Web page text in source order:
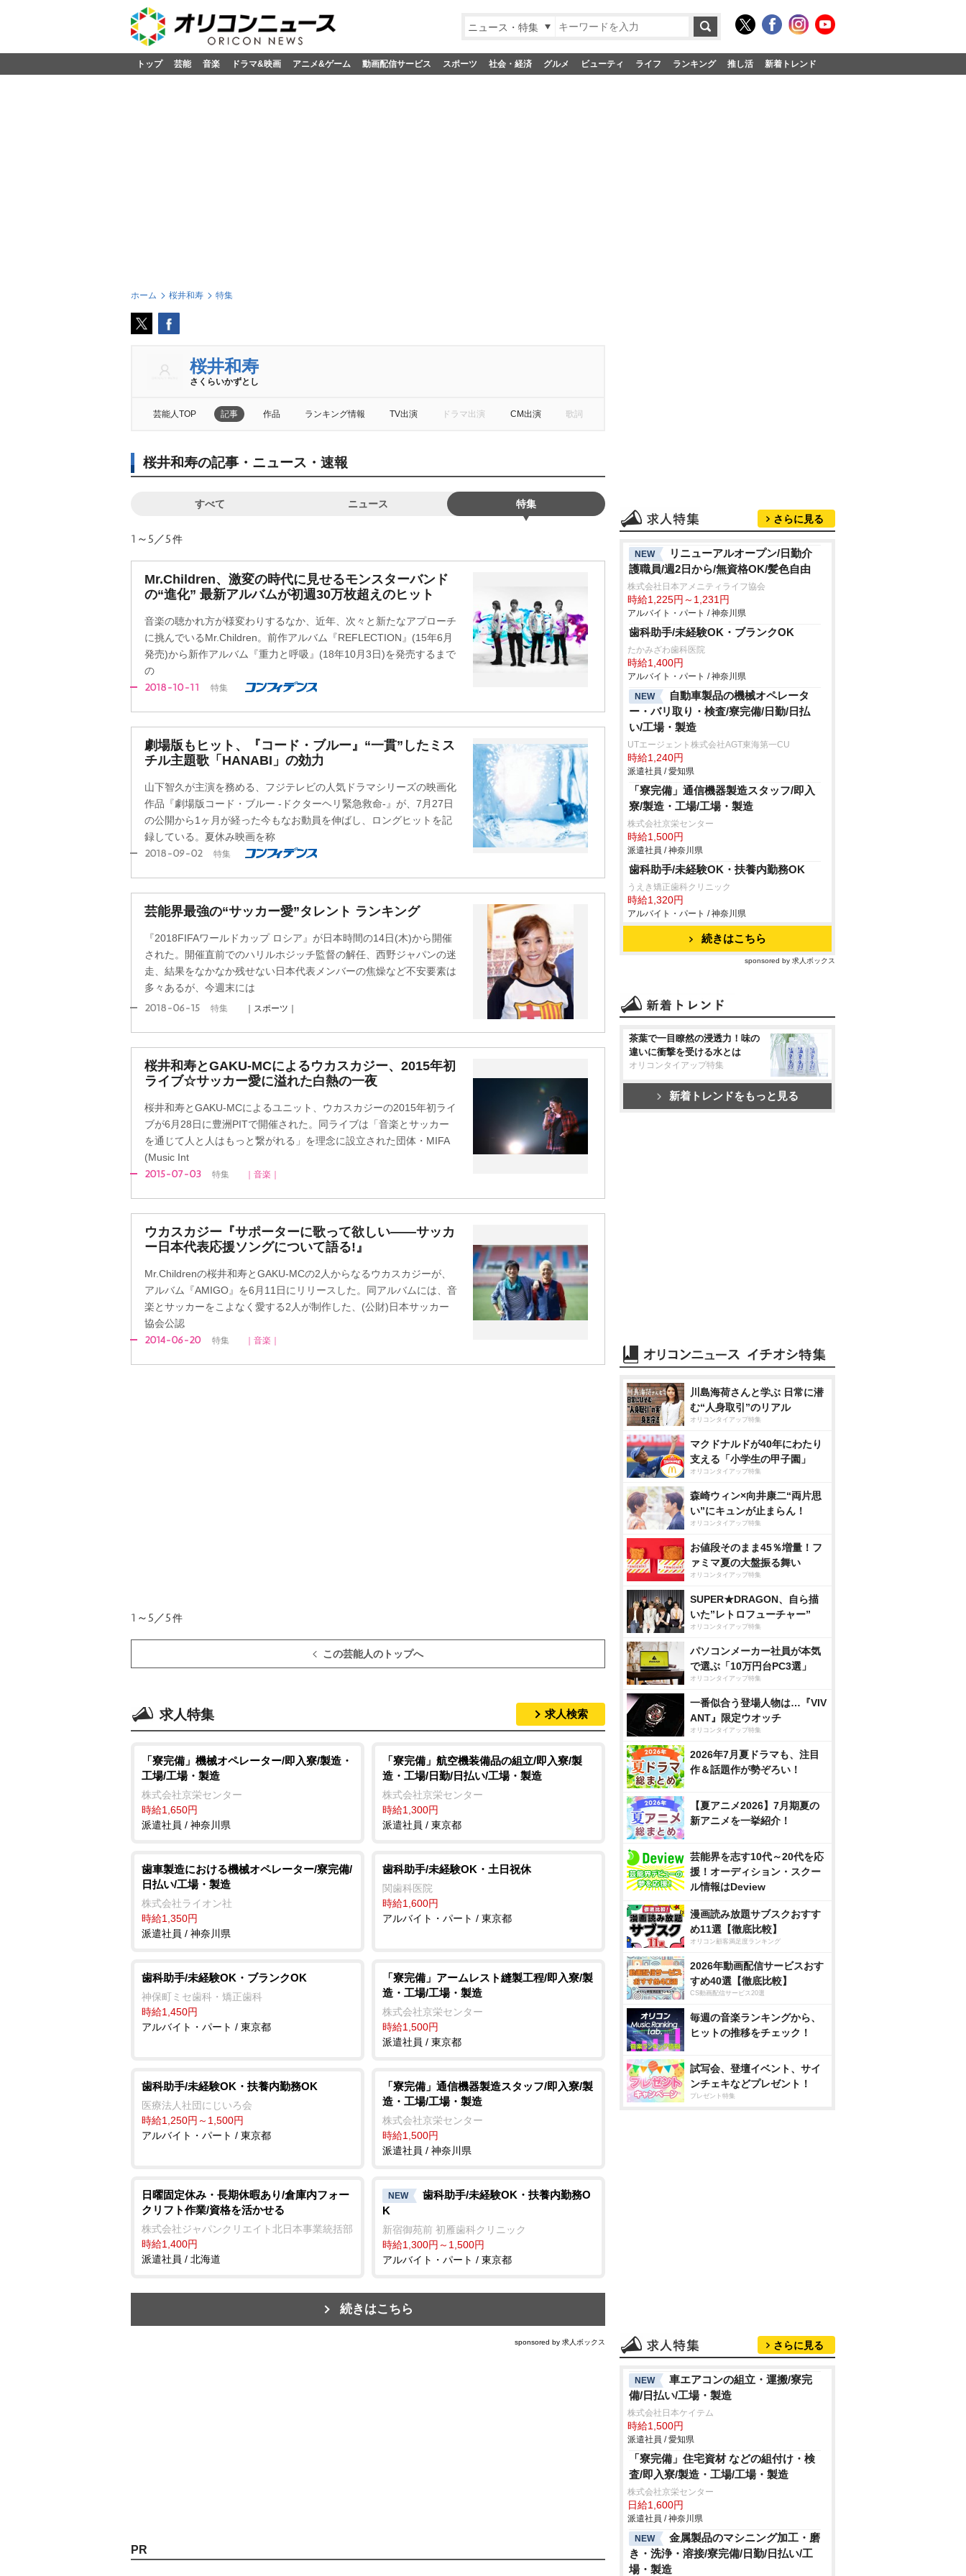
ニュース・特集
トップ 芸能 音楽 ドラマ&映画 アニメ&ゲーム 動画配信サービス スポーツ 社会・経済 グルメ ビューティ ライフ ランキング 推し活 新着トレンド
ホーム 桜井和寿 特集
桜井和寿
さくらいかずとし
芸能人TOP 記事 作品 ランキング情報 TV出演 ドラマ出演 CM出演 歌詞
桜井和寿の記事・ニュース・速報
すべて ニュース 特集
1～5／5件
Mr.Children、激変の時代に見せるモンスターバンド
の“進化” 最新アルバムが初週30万枚超えのヒット
音楽の聴かれ方が様変わりするなか、近年、次々と新たなアプローチ
に挑んでいるMr.Children。前作アルバム『REFLECTION』(15年6月
発売)から新作アルバム『重力と呼吸』(18年10月3日)を発売するまで
の
2018-10-11 特集
劇場版もヒット、『コード・ブルー』“一貫”したミス
チル主題歌「HANABI」の効力
山下智久が主演を務める、フジテレビの人気ドラマシリーズの映画化
作品『劇場版コード・ブルー -ドクターヘリ緊急救命-』が、7月27日
の公開から1ヶ月が経った今もなお動員を伸ばし、ロングヒットを記
録している。夏休み映画を称
2018-09-02 特集
芸能界最強の“サッカー愛”タレント ランキング
『2018FIFAワールドカップ ロシア』が日本時間の14日(木)から開催
された。開催直前でのハリルホジッチ監督の解任、西野ジャパンの迷
走、結果をなかなか残せない日本代表メンバーの焦燥など不安要素は
多々あるが、今週末には
2018-06-15 特集 ｜スポーツ｜
桜井和寿とGAKU-MCによるウカスカジー、2015年初
ライブ☆サッカー愛に溢れた白熱の一夜
桜井和寿とGAKU-MCによるユニット、ウカスカジーの2015年初ライ
ブが6月28日に豊洲PITで開催された。同ライブは「音楽とサッカー
を通じて人と人はもっと繋がれる」を理念に設立された団体・MIFA
(Music Int
2015-07-03 特集 ｜音楽｜
ウカスカジー『サポーターに歌って欲しい――サッカ
ー日本代表応援ソングについて語る!』
Mr.Childrenの桜井和寿とGAKU-MCの2人からなるウカスカジーが、
アルバム『AMIGO』を6月11日にリリースした。同アルバムには、音
楽とサッカーをこよなく愛する2人が制作した、(公財)日本サッカー
協会公認
2014-06-20 特集 ｜音楽｜
1～5／5件
この芸能人のトップへ
求人特集 求人検索
「寮完備」機械オペレーター/即入寮/製造・
工場/工場・製造
株式会社京栄センター
時給1,650円
派遣社員 / 神奈川県
「寮完備」航空機装備品の組立/即入寮/製
造・工場/日勤/日払い/工場・製造
株式会社京栄センター
時給1,300円
派遣社員 / 東京都
歯車製造における機械オペレーター/寮完備/
日払い/工場・製造
株式会社ライオン社
時給1,350円
派遣社員 / 神奈川県
歯科助手/未経験OK・土日祝休
関歯科医院
時給1,600円
アルバイト・パート / 東京都
歯科助手/未経験OK・ブランクOK
神保町ミセ歯科・矯正歯科
時給1,450円
アルバイト・パート / 東京都
「寮完備」アームレスト縫製工程/即入寮/製
造・工場/工場・製造
株式会社京栄センター
時給1,500円
派遣社員 / 東京都
歯科助手/未経験OK・扶養内勤務OK
医療法人社団にじいろ会
時給1,250円～1,500円
アルバイト・パート / 東京都
「寮完備」通信機器製造スタッフ/即入寮/製
造・工場/工場・製造
株式会社京栄センター
時給1,500円
派遣社員 / 神奈川県
日曜固定休み・長期休暇あり/倉庫内フォー
クリフト作業/資格を活かせる
株式会社ジャパンクリエイト北日本事業統括部
時給1,400円
派遣社員 / 北海道
NEW
歯科助手/未経験OK・扶養内勤務O
K
新宿御苑前 初雁歯科クリニック
時給1,300円～1,500円
アルバイト・パート / 東京都
続きはこちら
sponsored by 求人ボックス
PR
さらに見る
NEW
リニューアルオープン/日勤介
護職員/週2日から/無資格OK/髪色自由
株式会社日本アメニティライフ協会
時給1,225円～1,231円
アルバイト・パート / 神奈川県
歯科助手/未経験OK・ブランクOK
たかみざわ歯科医院
時給1,400円
アルバイト・パート / 神奈川県
NEW
自動車製品の機械オペレータ
ー・バリ取り・検査/寮完備/日勤/日払
い/工場・製造
UTエージェント株式会社AGT東海第一CU
時給1,240円
派遣社員 / 愛知県
「寮完備」通信機器製造スタッフ/即入
寮/製造・工場/工場・製造
株式会社京栄センター
時給1,500円
派遣社員 / 神奈川県
歯科助手/未経験OK・扶養内勤務OK
うえき矯正歯科クリニック
時給1,320円
アルバイト・パート / 神奈川県
続きはこちら
sponsored by 求人ボックス
茶葉で一目瞭然の浸透力！味の
違いに衝撃を受ける水とは
オリコンタイアップ特集
新着トレンドをもっと見る
川島海荷さんと学ぶ 日常に潜
む“人身取引”のリアル
オリコンタイアップ特集
マクドナルドが40年にわたり
支える「小学生の甲子園」
オリコンタイアップ特集
森崎ウィン×向井康二“両片思
い”にキュンが止まらん！
オリコンタイアップ特集
お値段そのまま45％増量！フ
ァミマ夏の大盤振る舞い
オリコンタイアップ特集
SUPER★DRAGON、自ら描
いた”レトロフューチャー”
オリコンタイアップ特集
パソコンメーカー社員が本気
で選ぶ「10万円台PC3選」
オリコンタイアップ特集
一番似合う登場人物は…『VIV
ANT』限定ウオッチ
オリコンタイアップ特集
2026年7月夏ドラマも、注目
作＆話題作が勢ぞろい！
【夏アニメ2026】7月期夏の
新アニメを一挙紹介！
芸能界を志す10代～20代を応
援！オーディション・スクー
ル情報はDeview
漫画読み放題サブスクおすす
め11選【徹底比較】
オリコン顧客満足度ランキング
2026年動画配信サービスおす
すめ40選【徹底比較】
CS動画配信サービス20選
毎週の音楽ランキングから、
ヒットの推移をチェック！
試写会、登壇イベント、サイ
ンチェキなどプレゼント！
プレゼント特集
さらに見る
NEW
車エアコンの組立・運搬/寮完
備/日払い/工場・製造
株式会社日本ケイテム
時給1,500円
派遣社員 / 愛知県
「寮完備」住宅資材 などの組付け・検
査/即入寮/製造・工場/工場・製造
株式会社京栄センター
日給1,600円
派遣社員 / 神奈川県
NEW
金属製品のマシニング加工・磨
き・洗浄・溶接/寮完備/日勤/日払い/工
場・製造